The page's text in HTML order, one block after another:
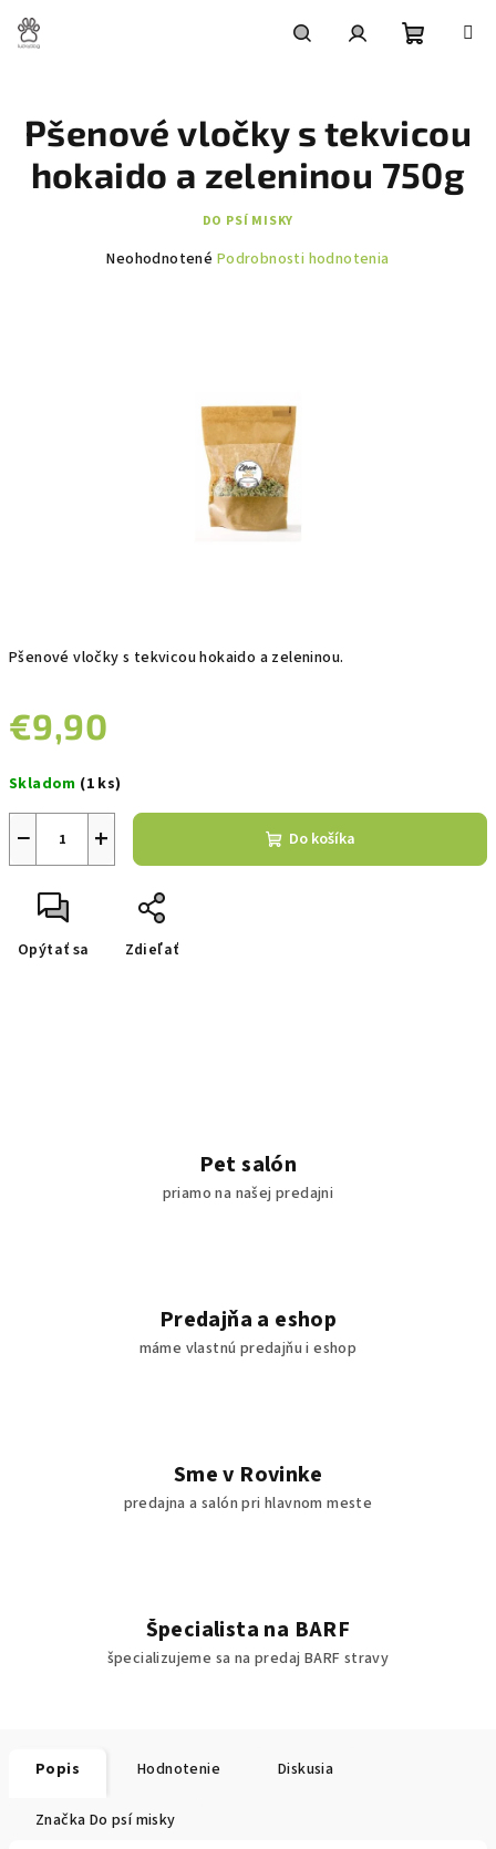
obsah
košík
Pšenové vločky s tekvicou hokaido a zeleninou.
€9,90
cena:
Skladom (1 ks)
+
− Do košíka
Opýtať sa Zdieľať
Pšenové vločky s tekvicou
hokaido a zeleninou 750g
DO PSÍ MISKY
Priemerné
Neohodnotené Podrobnosti hodnotenia
Pet salón
priamo na našej predajni
Predajňa a eshop
máme vlastnú predajňu i eshop
Sme v Rovinke
predajna a salón pri hlavnom meste
Špecialista na BARF
špecializujeme sa na predaj BARF stravy
Popis Hodnotenie Diskusia
Značka Do psí misky